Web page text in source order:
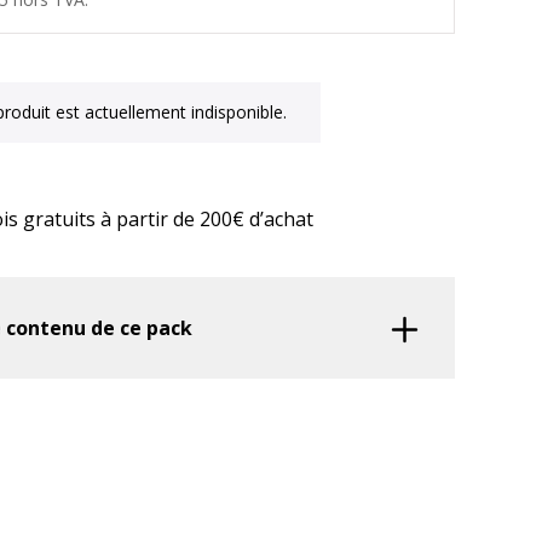
conviennent à
est actuellement indisponible.
gratuits à partir de 200€ d’achat
contenu de ce pack